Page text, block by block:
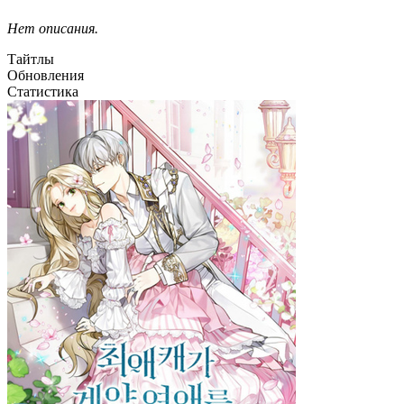
Нет описания.
Тайтлы
Обновления
Статистика